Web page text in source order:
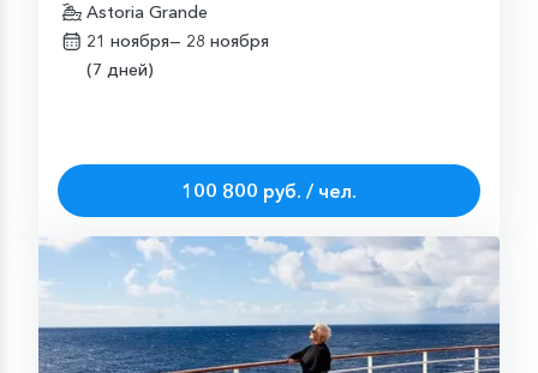
Astoria Grande
21 ноября— 28 ноября
(7 дней)
100 800 руб. / чел.